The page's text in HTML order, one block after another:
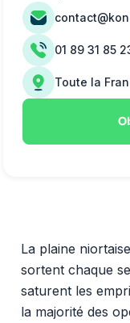
La plaine
sortent chaque
saturent les
la majorité des
01 89 31 85
Toute la